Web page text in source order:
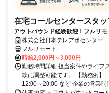
在宅コールセンタースタッ
アウトバウンド経験歓迎！フルリモ
株式会社日本テレアポセンター
フルリモート
時給2,000円～3,000円
勤務時間詳細 担当案件やライフ
軟に調整可能です。 【勤務例】
12:00～20:00 など 企業の営業時